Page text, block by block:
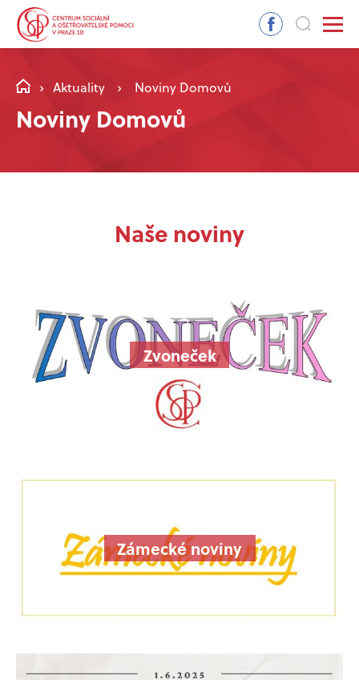
Aktuality Noviny Domovů
Noviny Domovů
Naše noviny
Zvoneček
Zámecké noviny